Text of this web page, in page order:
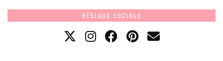
RÉSEAUX SOCIAUX